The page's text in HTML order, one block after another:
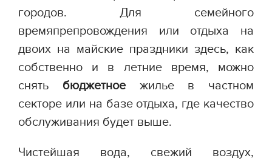
городов. Для семейного
времяпрепровождения или отдыха на
двоих на майские праздники здесь, как
собственно и в летние время, можно
снять бюджетноежилье в частном
секторе или на базе отдыха, где качество
обслуживания будет выше.
Чистейшая вода, свежий воздух,